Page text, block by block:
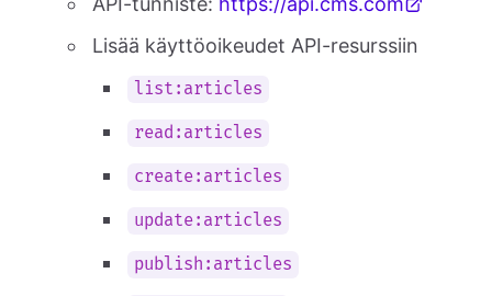
Lisää käyttöoikeudet API-resurssiin
list:articles
read:articles
create:articles
update:articles
publish:articles